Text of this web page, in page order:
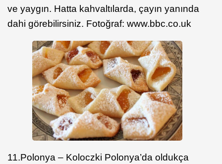
ve yaygın. Hatta kahvaltılarda, çayın yanında
dahi görebilirsiniz. Fotoğraf: www.bbc.co.uk
11.Polonya – Koloczki Polonya’da oldukça